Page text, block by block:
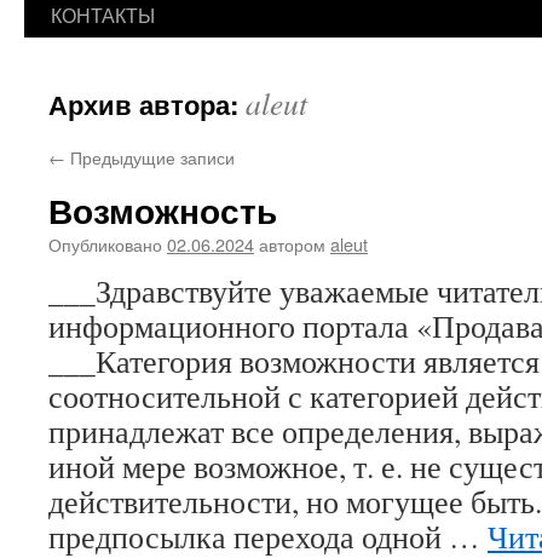
содержимому
КОНТАКТЫ
Архив автора: aleut
← Предыдущие записи
Возможность
Опубликовано 02.06.2024автором aleut
___Здравствуйте уважаемые
информационного портала
___Категория возможности
соотносительной с категорией
принадлежат все определения,
иной мере возможное, т. е. не
действительности, но могущее
предпосылка перехода одной …